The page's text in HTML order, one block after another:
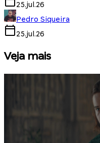
25.jul.26
Pedro Siqueira
25.jul.26
Veja mais